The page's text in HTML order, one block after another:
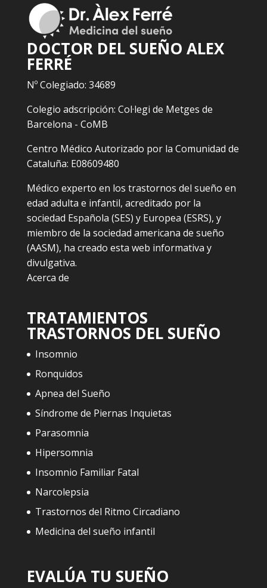
DOCTOR DEL SUEÑO ALEX
FERRÉ
Nº Colegiado: 34689
Colegio adscripción: Col·legi de Metges de
Barcelona - CoMB
Centro Médico Autorizado por la Comunidad de
Cataluña: E08609480
Médico experto en los trastornos del sueño en
edad adulta e infantil, acreditado por la
sociedad Española (SES) y Europea (ESRS), y
miembro de la sociedad americana de sueño
(AASM), ha creado esta web informativa y
divulgativa.
Acerca de
TRATAMIENTOS
TRASTORNOS DEL SUEÑO
Insomnio
Ronquidos
Apnea del Sueño
Síndrome de Piernas Inquietas
Parasomnia
Hipersomnia
Insomnio Familiar Fatal
Narcolepsia
Trastornos del Ritmo Circadiano
Medicina del sueño infantil
EVALÚA TU SUEÑO